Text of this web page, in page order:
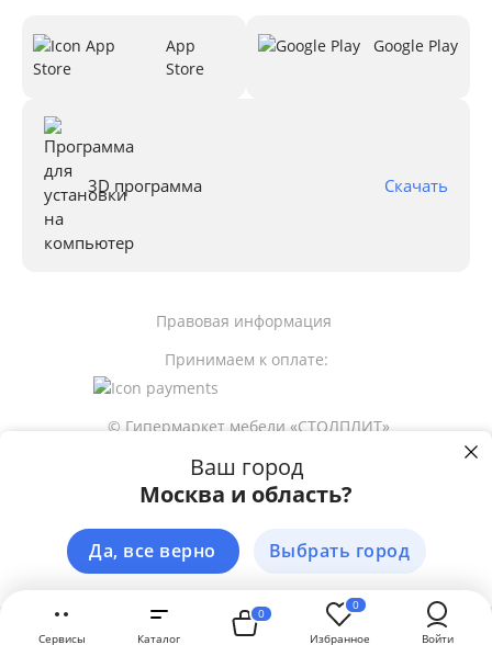
файлов вашего браузера с целью улучшения предложения и сервиса
на основе ваших предпочтений и интересов.
ЗАКРЫТЬ
Ваш город
Москва и область?
Да, все верно Выбрать город
Войти
0
Избранное
0
Каталог
Сервисы
Сообщить о наличии
App
Store
Google Play
3D программа Скачать
© Гипермаркет мебели «СТОЛПЛИТ»
Принимаем к оплате:
Правовая информация